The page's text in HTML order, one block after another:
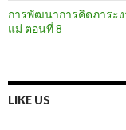
การพัฒนาการคิดภาระ
แม่ ตอนที่ 8
LIKE US